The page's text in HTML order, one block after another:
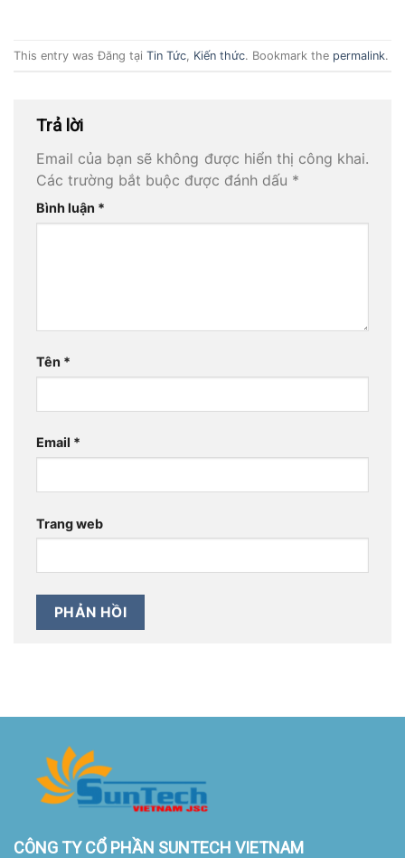
This entry was Đăng tại Tin Tức Kiến thức. Bookmark the permalink.
Trả lời
Email của bạn sẽ không được hiển thị công khai.
Các trường bắt buộc được đánh dấu *
Bình luận *
Tên *
Email *
Trang web
CÔNG TY CỔ PHẦN SUNTECH VIETNAM